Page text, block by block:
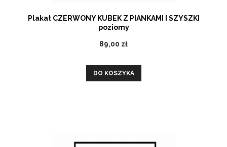
Plakat CZERWONY KUBEK Z PIANKAMI I SZYSZKI
poziomy
89,00 zł
DO KOSZYKA